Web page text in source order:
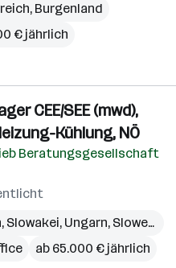
, Burgenland
€ jährlich
CEE/SEE (mwd),
Kühlung, NÖ
Beratungsgesellschaft
, Slowakei, Ungarn, Slowenien
ab 65.000 € jährlich